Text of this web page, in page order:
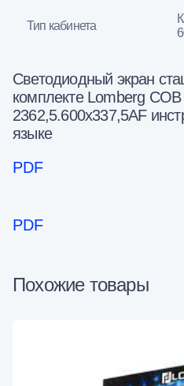
Тип кабинета
Светодиодный экран
комплекте Lomberg
2362,5.600x337,5AF
языке
PDF
PDF
Похожие товары